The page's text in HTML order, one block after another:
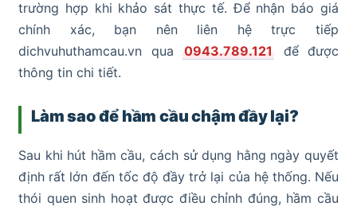
trường hợp khi khảo sát thực tế. Để nhận báo giá
chính xác, bạn nên liên hệ trực tiếp
dichvuhuthamcau.vn qua 0943.789.121
để được
thông tin chi tiết.
Làm sao để hầm cầu chậm đầy lại?
Sau khi hút hầm cầu, cách sử dụng hằng ngày quyết
định rất lớn đến tốc độ đầy trở lại của hệ thống. Nếu
thói quen sinh hoạt được điều chỉnh đúng, hầm cầu